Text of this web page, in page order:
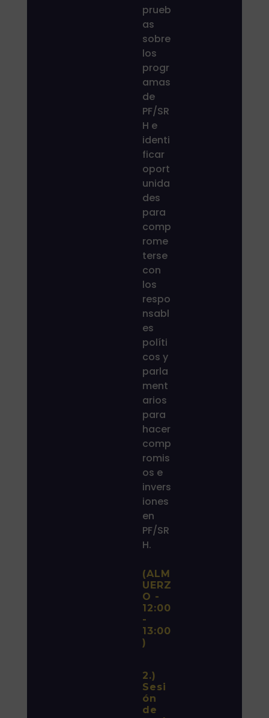
prueb
as
sobre
los
progr
amas
de
PF/SR
H e
identi
ficar
oport
unida
des
para
comp
rome
terse
con
los
respo
nsabl
es
políti
cos y
parla
ment
arios
para
hacer
comp
romis
os e
invers
iones
en
PF/SR
H.
(ALM
UERZ
O -
12:00
-
13:00
)
2.)
Sesi
ón
de